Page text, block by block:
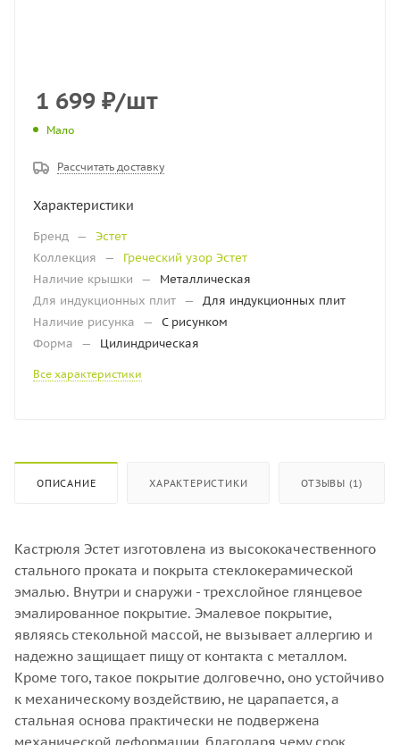
1 699 ₽/шт
Мало
Рассчитать доставку
Характеристики
Бренд —
Эстет
Коллекция
—
Греческий узор Эстет
Наличие крышки
—
Металлическая
Для индукционных плит —
Для индукционных плит
Наличие рисунка
—
С рисунком
Форма
— Цилиндрическая
Все характеристики
ОПИСАНИЕ ХАРАКТЕРИСТИКИ ОТЗЫВЫ (1)
Кастрюля Эстет изготовлена из высококачественного
стального проката и покрыта стеклокерамической
эмалью. Внутри и снаружи - трехслойное глянцевое
эмалированное покрытие. Эмалевое покрытие,
являясь стекольной массой, не вызывает аллергию и
надежно защищает пищу от контакта с металлом.
Кроме того, такое покрытие долговечно, оно устойчиво
к механическому воздействию, не царапается, а
стальная основа практически не подвержена
механической деформации, благодаря чему срок